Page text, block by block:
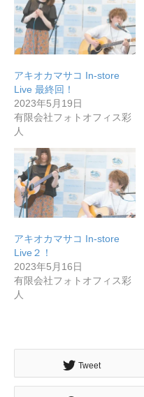
無料で登録したい企業様
メディア取材受付口はこ
北海道最強のビジネス課
無料で登録したい企業様はこちら
アキオカマサコ In-store
Live 最終回！
2023年5月19日
有限会社フォトオフィス彩
人
アキオカマサコ In-store
Live２！
2023年5月16日
有限会社フォトオフィス彩
人
Tweet